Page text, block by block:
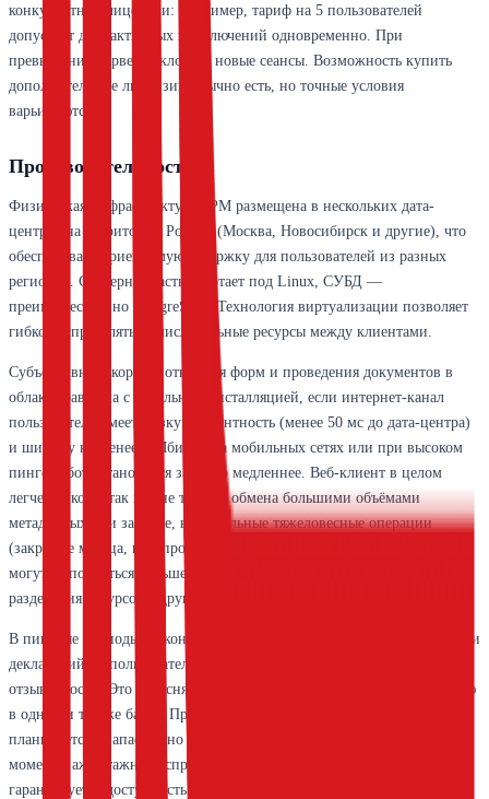
конкурентные лицензии: например, тариф на 5 пользователей
допускает до 5 активных подключений одновременно. При
превышении сервер отклоняет новые сеансы. Возможность купить
дополнительные лицензии обычно есть, но точные условия
варьируются.
Производительность
Физическая инфраструктура ГРМ размещена в нескольких дата-
центрах на территории России (Москва, Новосибирск и другие), что
обеспечивает приемлемую задержку для пользователей из разных
регионов. Серверная часть работает под Linux, СУБД —
преимущественно PostgreSQL. Технология виртуализации позволяет
гибко распределять вычислительные ресурсы между клиентами.
Субъективная скорость открытия форм и проведения документов в
облаке сравнима с локальной инсталляцией, если интернет-канал
пользователя имеет низкую латентность (менее 50 мс до дата-центра)
и ширину не менее 2 Мбит/с. На мобильных сетях или при высоком
пинге работа становится заметно медленнее. Веб-клиент в целом
легче тонкого, так как не требует обмена большими объёмами
метаданных при запуске, но отдельные тяжеловесные операции
(закрытие месяца, перепроведение большого массива документов)
могут выполняться дольше, чем на выделенном сервере, из-за
разделения ресурсов с другими клиентами.
В пиковые периоды — конец отчётного квартала, последние дни сдачи
деклараций — пользователи иногда жалуются на снижение
отзывчивости. Это объясняется массовой одновременной активностью
в одних и тех же базах. Провайдер утверждает, что ёмкость кластера
планируется с запасом, но полностью исключить «эффект пробки» в
моменты ажиотажного спроса невозможно. В контрактах SLA
гарантируется доступность на уровне 99,5% в месяц, что